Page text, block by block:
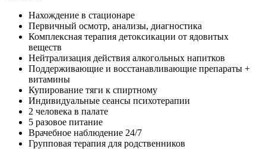
Нахождение в стационаре
Первичный осмотр, анализы, диагностика
Комплексная терапия детоксикации от ядовитых
веществ
Нейтрализация действия алкогольных напитков
Поддерживающие и восстанавливающие препараты +
витамины
Купирование тяги к спиртному
Индивидуальные сеансы психотерапии
2 человека в палате
5 разовое питание
Врачебное наблюдение 24/7
Групповая терапия для родственников